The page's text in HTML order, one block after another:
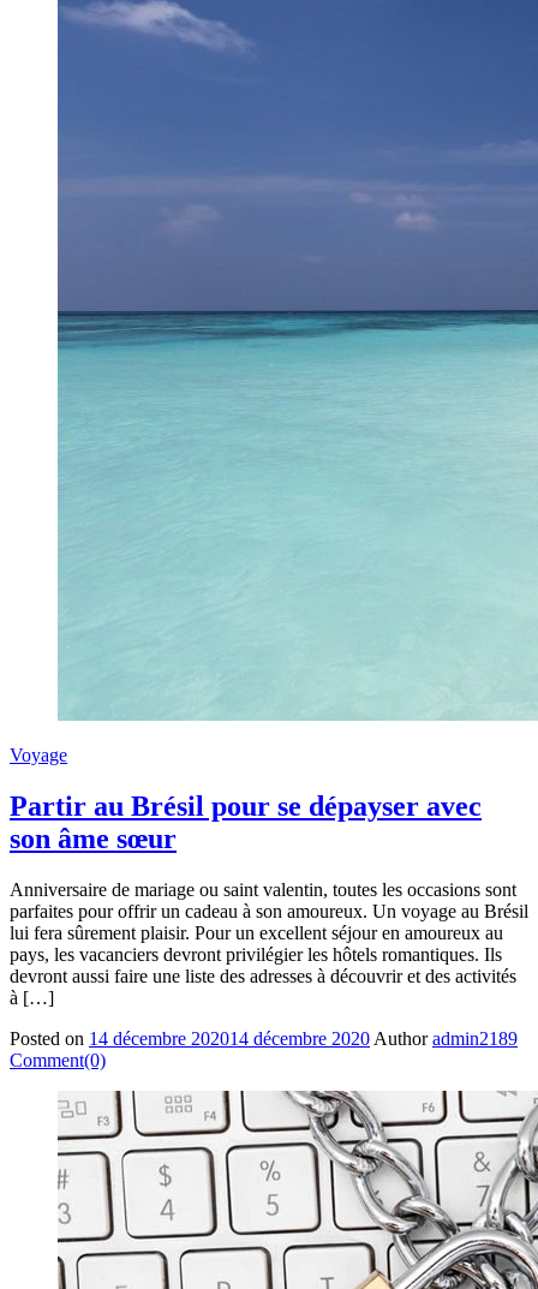
Voyage
Partir au Brésil pour se dépayser avec
son âme sœur
Anniversaire de mariage ou saint valentin, toutes les occasions sont
parfaites pour offrir un cadeau à son amoureux. Un voyage au Brésil
lui fera sûrement plaisir. Pour un excellent séjour en amoureux au
pays, les vacanciers devront privilégier les hôtels romantiques. Ils
devront aussi faire une liste des adresses à découvrir et des activités
à […]
Posted on 14 décembre 202014 décembre 2020 Author admin2189
Comment(0)